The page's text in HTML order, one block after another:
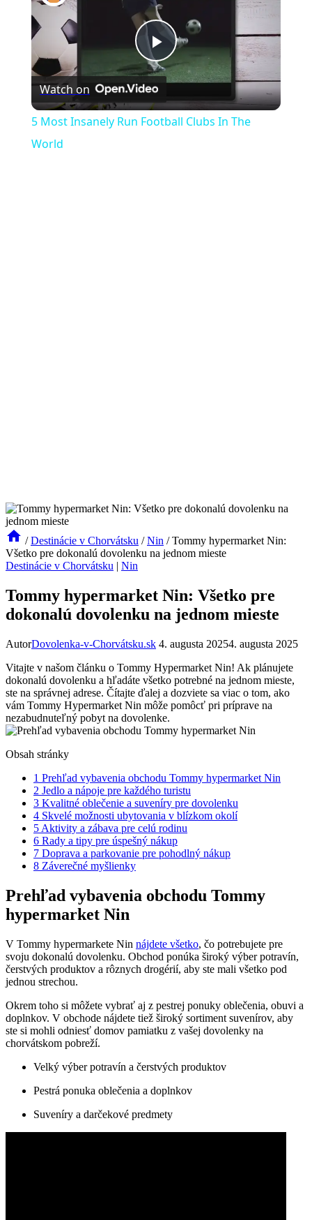
Play
Video
Watch on
5 Most Insanely Run Football Clubs In The
World
/ Destinácie v Chorvátsku / Nin / Tommy hypermarket Nin:
Všetko pre dokonalú dovolenku na jednom mieste
Destinácie v Chorvátsku | Nin
Tommy hypermarket Nin: Všetko pre
dokonalú dovolenku na jednom mieste
AutorDovolenka-v-Chorvátsku.sk 4. augusta 20254. augusta 2025
Vitajte v našom článku o Tommy Hypermarket Nin! Ak plánujete
dokonalú dovolenku a hľadáte všetko potrebné na jednom mieste,
ste na správnej adrese. Čítajte ďalej a dozviete sa viac o tom, ako
vám Tommy Hypermarket Nin môže pomôcť pri príprave na
nezabudnuteľný pobyt na dovolenke.
Obsah stránky
1 Prehľad vybavenia obchodu Tommy hypermarket Nin
2 Jedlo a nápoje pre každého turistu
3 Kvalitné oblečenie a suveníry pre dovolenku
4 Skvelé možnosti ubytovania v blízkom okolí
5 Aktivity a zábava pre celú rodinu
6 Rady a tipy pre úspešný nákup
7 Doprava a parkovanie pre pohodlný nákup
8 Záverečné myšlienky
Prehľad vybavenia obchodu Tommy
hypermarket Nin
V Tommy hypermarkete Nin nájdete všetko, čo potrebujete pre
svoju dokonalú dovolenku. Obchod ponúka široký výber potravín,
čerstvých produktov a rôznych drogérií, aby ste mali všetko pod
jednou strechou.
Okrem toho si môžete vybrať aj z pestrej ponuky oblečenia, obuvi a
doplnkov. V obchode nájdete tiež široký sortiment suvenírov, aby
ste si mohli odniesť domov pamiatku z vašej dovolenky na
chorvátskom pobreží.
Velký výber potravín a čerstvých produktov
Pestrá ponuka oblečenia a doplnkov
Suveníry a darčekové predmety